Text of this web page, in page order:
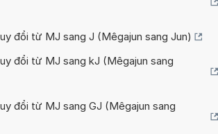
đổi từ MJ sang J (Mêgajun sang Jun)
đổi từ MJ sang kJ (Mêgajun sang
đổi từ MJ sang GJ (Mêgajun sang